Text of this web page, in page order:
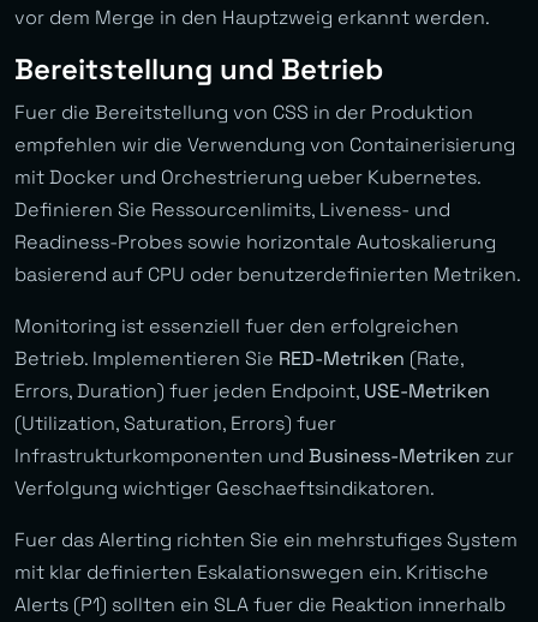
vor dem Merge in den Hauptzweig erkannt werden.
Bereitstellung und Betrieb
Fuer die Bereitstellung von CSS in der Produktion
empfehlen wir die Verwendung von Containerisierung
mit Docker und Orchestrierung ueber Kubernetes.
Definieren Sie Ressourcenlimits, Liveness- und
Readiness-Probes sowie horizontale Autoskalierung
basierend auf CPU oder benutzerdefinierten Metriken.
Monitoring ist essenziell fuer den erfolgreichen
Betrieb. Implementieren Sie RED-Metriken (Rate,
Errors, Duration) fuer jeden Endpoint, USE-Metriken
(Utilization, Saturation, Errors) fuer
Infrastrukturkomponenten und Business-Metriken zur
Verfolgung wichtiger Geschaeftsindikatoren.
Fuer das Alerting richten Sie ein mehrstufiges System
mit klar definierten Eskalationswegen ein. Kritische
Alerts (P1) sollten ein SLA fuer die Reaktion innerhalb